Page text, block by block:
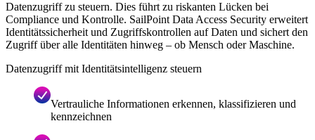
Datenzugriff zu steuern. Dies führt zu riskanten Lücken bei
Compliance und Kontrolle. SailPoint Data Access Security erweitert
Identitätssicherheit und Zugriffskontrollen auf Daten und sichert den
Zugriff über alle Identitäten hinweg – ob Mensch oder Maschine.
Datenzugriff mit Identitätsintelligenz steuern
Vertrauliche Informationen erkennen, klassifizieren und
kennzeichnen